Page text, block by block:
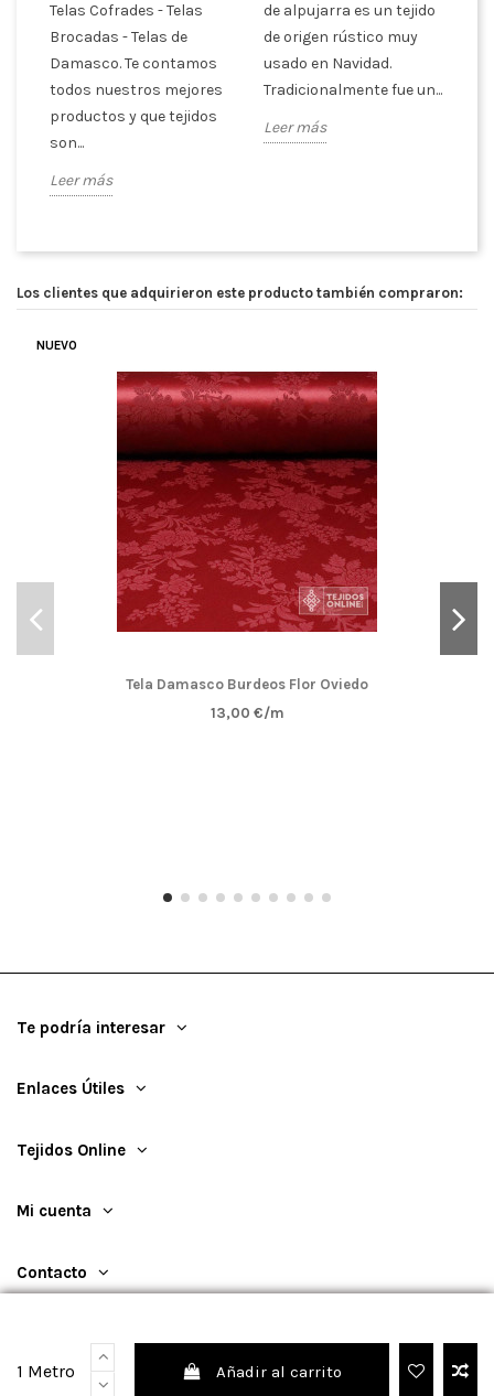
1 Metro Añadir al carrito
Telas Cofrades - Telas
Brocadas - Telas de
Damasco. Te contamos
todos nuestros mejores
productos y que tejidos
son...
Leer más
de alpujarra es un tejido
de origen rústico muy
usado en Navidad.
Tradicionalmente fue un...
Leer más
Los clientes que adquirieron este producto también compraron:
NUEVO
Tela Damasco Burdeos Flor Oviedo
13,00 €/m
Te podría interesar
Enlaces Útiles
Tejidos Online
Mi cuenta
Contacto